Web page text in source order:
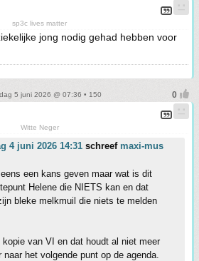
sp3c lives matter
jong nodig gehad hebben voor
5 juni 2026 @ 07:36 • 150
Witte Neger
4 juni 2026 14:31 schreef maxi-mus
een kans geven maar wat is dit
Helene die NIETS kan en dat
bleke melkmuil die niets te melden
van VI en dat houdt al niet meer
naar het volgende punt op de agenda.